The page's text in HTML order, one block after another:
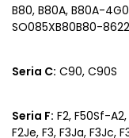
B80, B80A, B80A-
SO085XB80B80-
Seria C: C90, C90S
Seria F: F2, F50Sf-A2,
F2Je, F3, F3Ja, F3Jc,